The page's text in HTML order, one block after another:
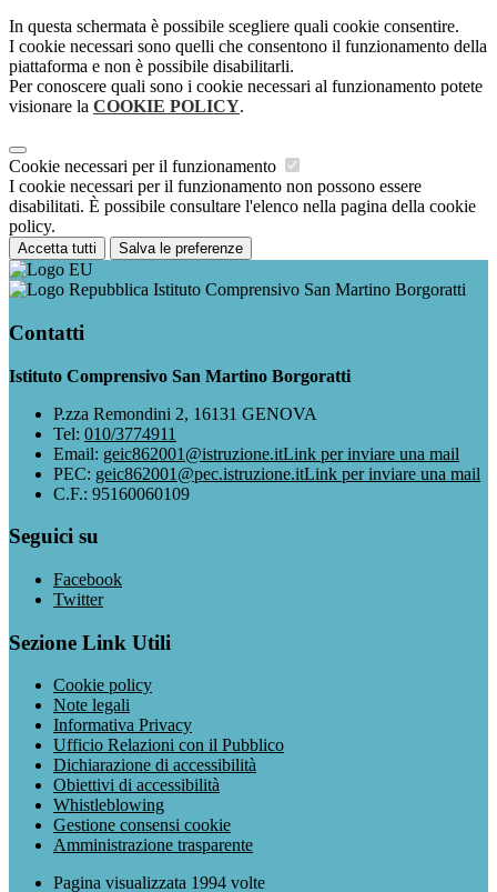
In questa schermata è possibile scegliere quali cookie consentire.
I cookie necessari sono quelli che consentono il funzionamento della
piattaforma e non è possibile disabilitarli.
Per conoscere quali sono i cookie necessari al funzionamento potete
visionare la COOKIE POLICY.
Cookie necessari per il funzionamento
I cookie necessari per il funzionamento non possono essere
disabilitati. È possibile consultare l'elenco nella pagina della cookie
policy.
Accetta tutti Salva le preferenze
Istituto Comprensivo San Martino Borgoratti
Contatti
Istituto Comprensivo San Martino Borgoratti
P.zza Remondini 2, 16131 GENOVA
Tel: 010/3774911
Email: geic862001@istruzione.itLink per inviare una mail
PEC: geic862001@pec.istruzione.itLink per inviare una mail
C.F.: 95160060109
Seguici su
Facebook
Twitter
Sezione Link Utili
Cookie policy
Note legali
Informativa Privacy
Ufficio Relazioni con il Pubblico
Dichiarazione di accessibilità
Obiettivi di accessibilità
Whistleblowing
Gestione consensi cookie
Amministrazione trasparente
Pagina visualizzata 1994 volte